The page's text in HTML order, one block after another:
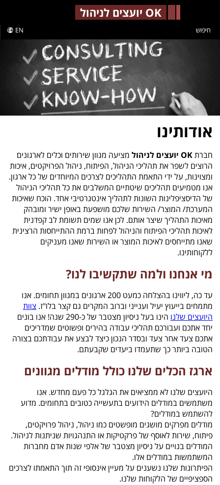
OK יועצים לניהול
EN חיפוש
אודותינו
חברתOK יועצים לניהול מציעה מגוון שירותים וכלים לארגונים
הרוצים לשפר את תהליכי הניהול, הפיתוח, ניהול הפרויקטים, איכות
ומצוינות, על ידי התאמת התהליכים לצרכים המיוחדים של כל ארגון.
אנו מטמיעים תהליכים שיטתיים המשלבים את כל תהליכי הניהול
של הדיסציפלינות השונות לתהליך אינטגרטיבי אחד. הוכח שאיכות
המערכת/ המוצר/ השירות שלכם מושפעת באופן ישיר ומובהק
מאיכות התהליך שיצר אותם. לכן אנו שמים תשומת לב קפדנית
לאיכות תהליכי הפיתוח והניהול לפחות ברמת ההתייחסות הרצינית
שאנו מתייחסים לאיכות המוצר או השירות שאנו מעניקים
ללקוחותינו.
מי אנחנו ולמה שתקשיבו לנו?
עד כה, ליווינו בהצלחה כמעט 200 ארגונים במגוון תחומים. אנו
מתמחים בייעוץ יעיל וענייני וברוב המקרים גם קצר בלו"ז. צוות
היועצים שלנו
הינו בעל ניסיון מצטבר של כ-290 שנה! אנו בונים
יחד אתכם ועבורכם תהליכי עבודה בהירים ופשוטים שמדריכים
אתכם צעד אחר צעד ובסדר הנכון כיצד לבצע את עבודתכם בצורה
הטובה ביותר כך שתעמדו ביעדים שקבעתם.
ארגז הכלים שלנו כולל מודלים מגוונים
היועצים שלנו לא ממציאים את הגלגל כל פעם מחדש. אנו
משתמשים במודלים הידועים בתעשייה כטובים בתחומים. מדוע
להשתמש במודלים?
מודלים מפרקים מושגים מופשטים כמו ניהול, ניהול פרויקטים,
פיתוח, שירות לאוסף של פרקטיקות או התנהגויות שניתנות לניהול.
המודלים בנויים על ניסיון מצטבר של אלפי שנות אדם מחברות
המשתמשות במודלים אלו.
הפיתרונות שלנו נשענים על מעיין אינסופי זה תוך התאמתו לצרכים
הספציפיים של הלקוחות שלנו.